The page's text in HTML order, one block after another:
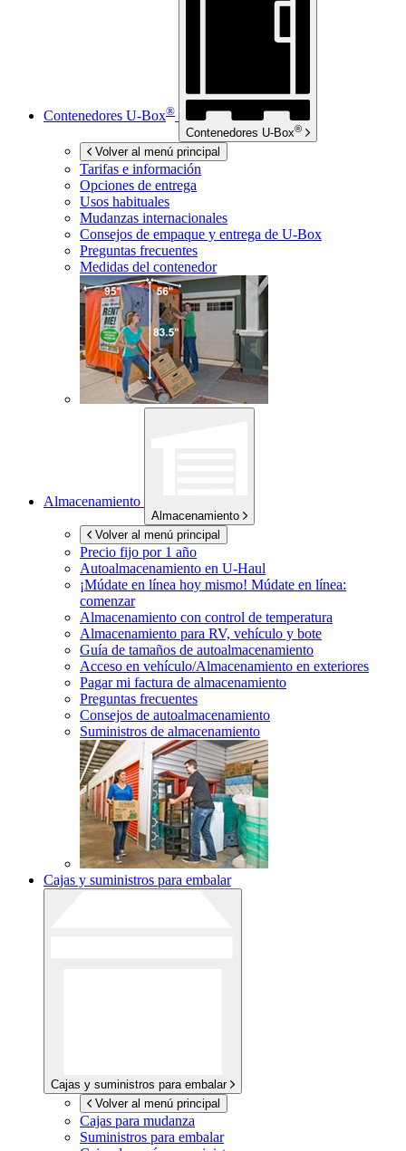
Contenedores U-Box®
Contenedores U-Box®
Volver al menú principal
Tarifas e información
Opciones de entrega
Usos habituales
Mudanzas internacionales
Consejos de empaque y entrega de U-Box
Preguntas frecuentes
Medidas del contenedor
Almacenamiento
Almacenamiento
Volver al menú principal
Precio fijo por 1 año
Autoalmacenamiento en U-Haul
¡Múdate en línea hoy mismo! Múdate en línea:
comenzar
Almacenamiento con control de temperatura
Almacenamiento para RV, vehículo y bote
Guía de tamaños de autoalmacenamiento
Acceso en vehículo/Almacenamiento en exteriores
Pagar mi factura de almacenamiento
Preguntas frecuentes
Consejos de autoalmacenamiento
Suministros de almacenamiento
Cajas y suministros para embalar
Cajas y suministros para embalar
Volver al menú principal
Cajas para mudanza
Suministros para embalar